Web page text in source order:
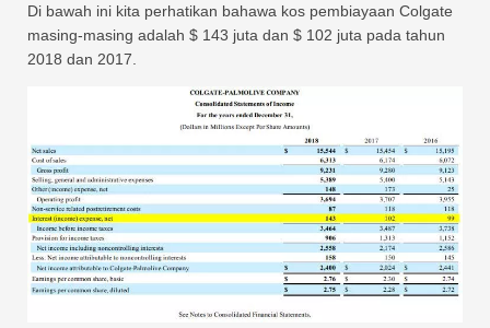
Di bawah ini kita perhatikan bahawa kos pembiayaan Colgate
masing-masing adalah $ 143 juta dan $ 102 juta pada tahun
2018 dan 2017.